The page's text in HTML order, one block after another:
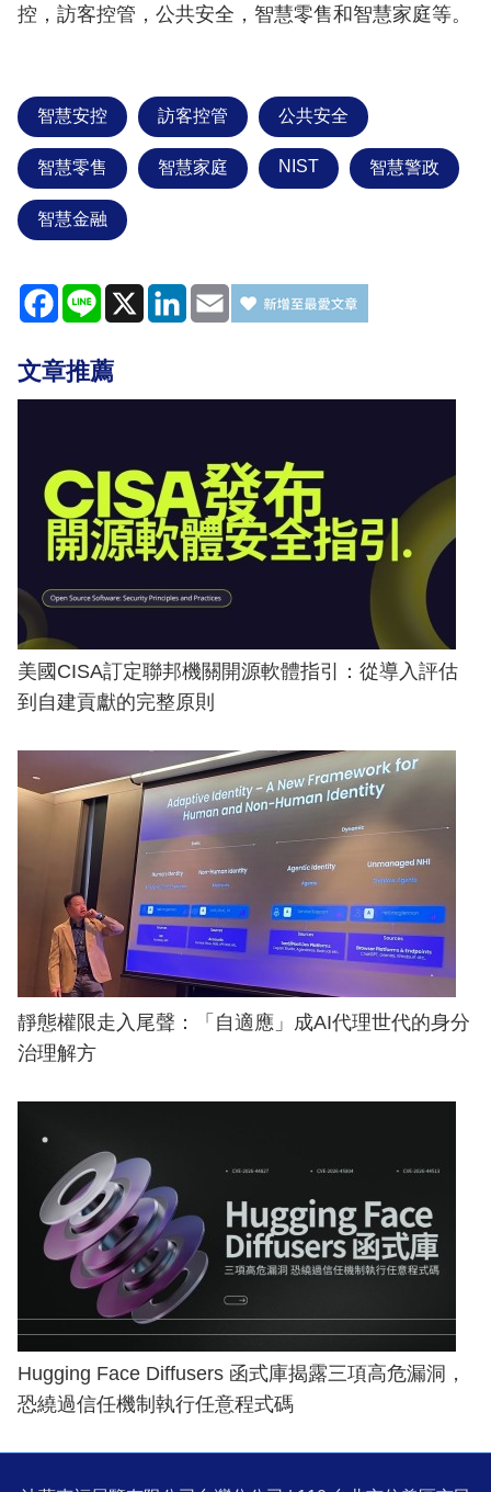
控，訪客控管，公共安全，智慧零售和智慧家庭等。
智慧安控 訪客控管 公共安全
智慧零售 智慧家庭 NIST 智慧警政
智慧金融
Facebook
Line X LinkedIn
Email
文章推薦
美國CISA訂定聯邦機關開源軟體指引：從導入評估
到自建貢獻的完整原則
靜態權限走入尾聲：「自適應」成AI代理世代的身分
治理解方
Hugging Face Diffusers 函式庫揭露三項高危漏洞，
恐繞過信任機制執行任意程式碼